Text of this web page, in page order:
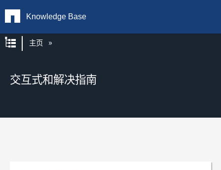
Knowledge Base
扩展/隐缩全局层次
主页
交互式和解决指南